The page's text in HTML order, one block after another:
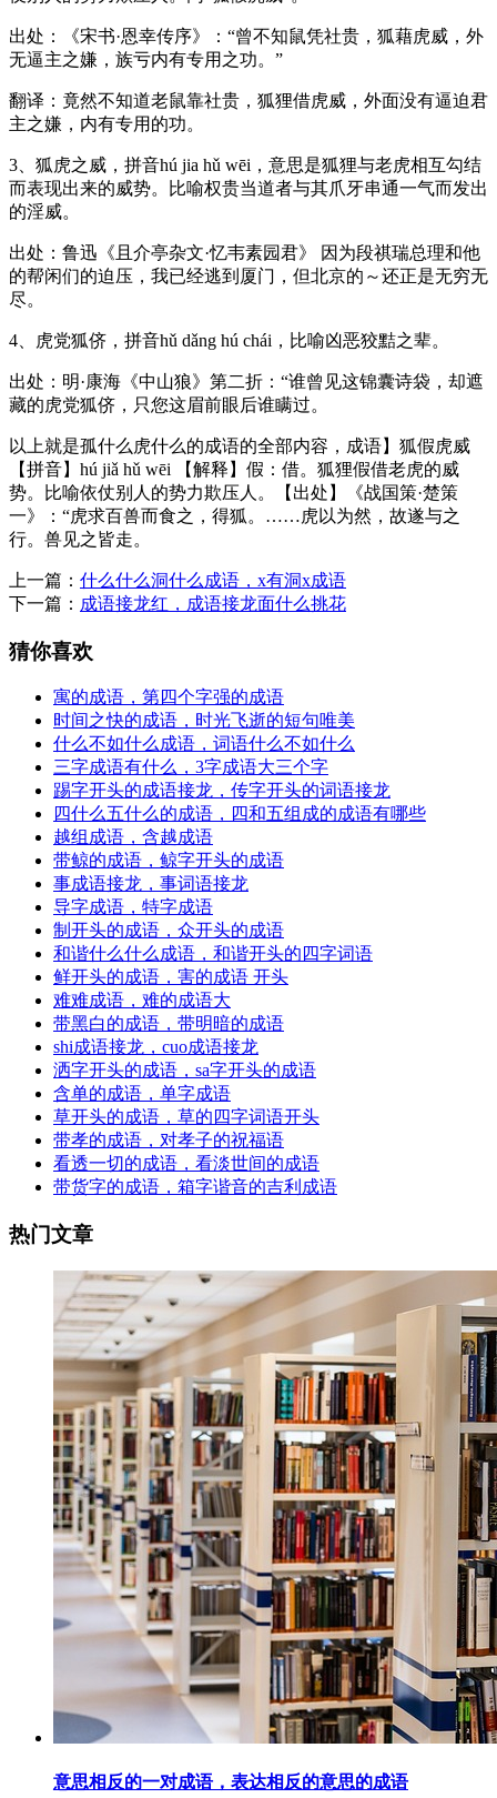
出处：《宋书·恩幸传序》：“曾不知鼠凭社贵，狐藉虎威，外
无逼主之嫌，族亏内有专用之功。”
翻译：竟然不知道老鼠靠社贵，狐狸借虎威，外面没有逼迫君
主之嫌，内有专用的功。
3、狐虎之威，拼音hú jia hǔ wēi，意思是狐狸与老虎相互勾结
而表现出来的威势。比喻权贵当道者与其爪牙串通一气而发出
的淫威。
出处：鲁迅《且介亭杂文·忆韦素园君》 因为段祺瑞总理和他
的帮闲们的迫压，我已经逃到厦门，但北京的～还正是无穷无
尽。
4、虎党狐侪，拼音hǔ dǎng hú chái，比喻凶恶狡黠之辈。
出处：明·康海《中山狼》第二折：“谁曾见这锦囊诗袋，却遮
藏的虎党狐侪，只您这眉前眼后谁瞒过。
以上就是孤什么虎什么的成语的全部内容，成语】狐假虎威
【拼音】hú jiǎ hǔ wēi 【解释】假：借。狐狸假借老虎的威
势。比喻依仗别人的势力欺压人。【出处】《战国策·楚策
一》：“虎求百兽而食之，得狐。……虎以为然，故遂与之
行。兽见之皆走。
上一篇： 什么什么洞什么成语，x有洞x成语
下一篇： 成语接龙红，成语接龙面什么挑花
猜你喜欢
寓的成语，第四个字强的成语
时间之快的成语，时光飞逝的短句唯美
什么不如什么成语，词语什么不如什么
三字成语有什么，3字成语大三个字
踢字开头的成语接龙，传字开头的词语接龙
四什么五什么的成语，四和五组成的成语有哪些
越组成语，含越成语
带鲸的成语，鲸字开头的成语
事成语接龙，事词语接龙
导字成语，特字成语
制开头的成语，众开头的成语
和谐什么什么成语，和谐开头的四字词语
鲜开头的成语，害的成语 开头
难难成语，难的成语大
带黑白的成语，带明暗的成语
shi成语接龙，cuo成语接龙
洒字开头的成语，sa字开头的成语
含单的成语，单字成语
草开头的成语，草的四字词语开头
带孝的成语，对孝子的祝福语
看透一切的成语，看淡世间的成语
带货字的成语，箱字谐音的吉利成语
热门文章
意思相反的一对成语，表达相反的意思的成语